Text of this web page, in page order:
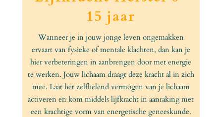
15 jaar
Wanneer je in jouw jonge leven ongemakken
ervaart van fysieke of mentale klachten, dan kan je
hier verbeteringen in aanbrengen door met energie
te werken. Jouw lichaam draagt deze kracht al in zich
mee. Laat het zelfhelend vermogen van je lichaam
activeren en kom middels lijfkracht in aanraking met
een krachtige vorm van energetische geneeskunde.